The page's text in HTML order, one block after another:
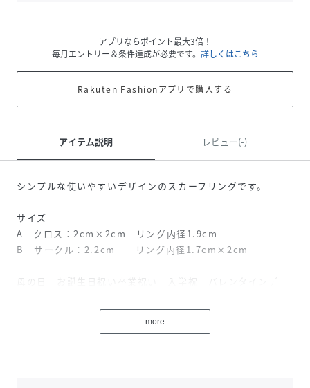
アプリならポイント最大3倍！
毎月エントリー＆条件達成が必要です。 詳しくはこちら
Rakuten Fashionアプリで購入する
アイテム説明 レビュー(-)
シンプルな使いやすいデザインのスカーフリングです。
サイズ
A クロス：2cm×2cm リング内径1.9cm
B サークル：2.2cm リング内径1.7cm×2cm
母の日 お誕生日祝い卒業祝い 入学祝 バレンタインデ
敬老の日還暦 古希 喜寿 傘寿 八十寿 卒寿 白寿など
の プレゼントにもピッタリです。
more